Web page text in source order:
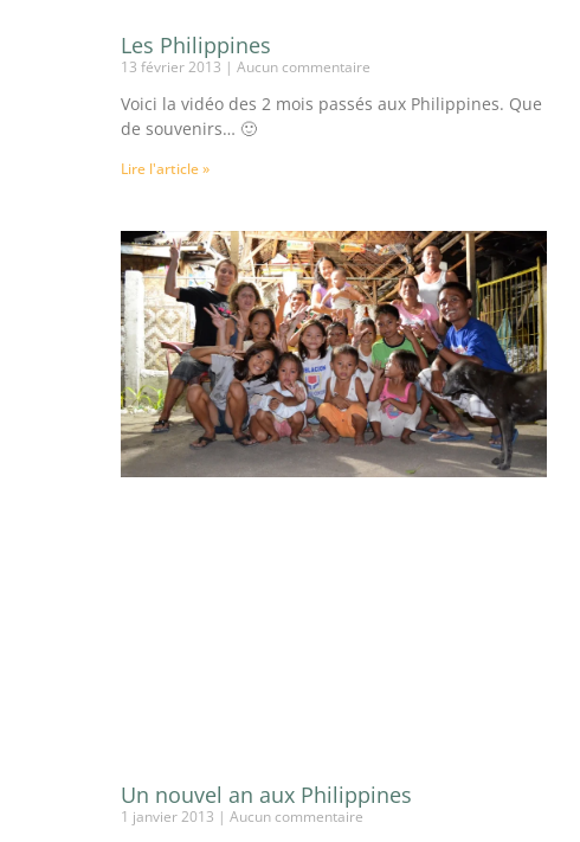
Les Philippines
13 février 2013 Aucun commentaire
Voici la vidéo des 2 mois passés aux Philippines. Que
de souvenirs… 🙂
Lire l'article »
Un nouvel an aux Philippines
1 janvier 2013 Aucun commentaire